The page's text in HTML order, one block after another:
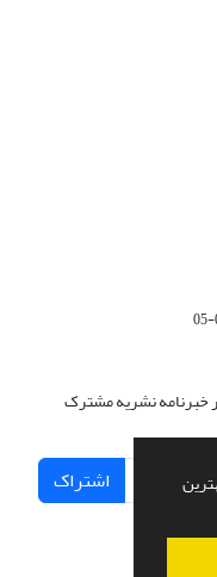
خبرنامه نشریه مشترک
اشتراک